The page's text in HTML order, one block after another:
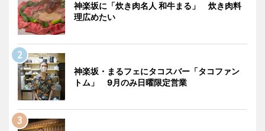
神楽坂に「炊き肉名人 和牛まる」 炊き肉料
理広めたい
神楽坂・まるフェにタコスバー「タコファン
トム」 9月のみ日曜限定営業